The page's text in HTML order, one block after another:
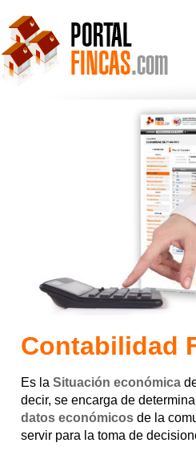
Contabilidad
Es laSituación económica
decir, se encarga de
datos económicos de la
servir para la toma de